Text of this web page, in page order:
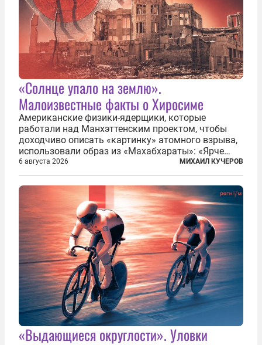
«Солнце упало на землю».
Малоизвестные факты о Хиросиме
Американские физики-ядерщики, которые
работали над Манхэттенским проектом, чтобы
доходчиво описать «картинку» атомного взрыва,
использовали образ из «Махабхараты»: «Ярче
тысячи солнц пылало это пламя». Не все жители
японских городов Хиросимы и Нагасаки, на
которых США в августе 1945 года поставили...
6 августа 2026 МИХАИЛ КУЧЕРОВ
«Выдающиеся округлости». Уловки